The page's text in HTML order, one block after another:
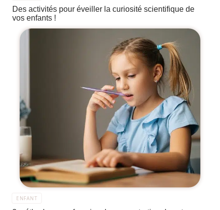
Des activités pour éveiller la curiosité scientifique de
vos enfants !
ENFANT